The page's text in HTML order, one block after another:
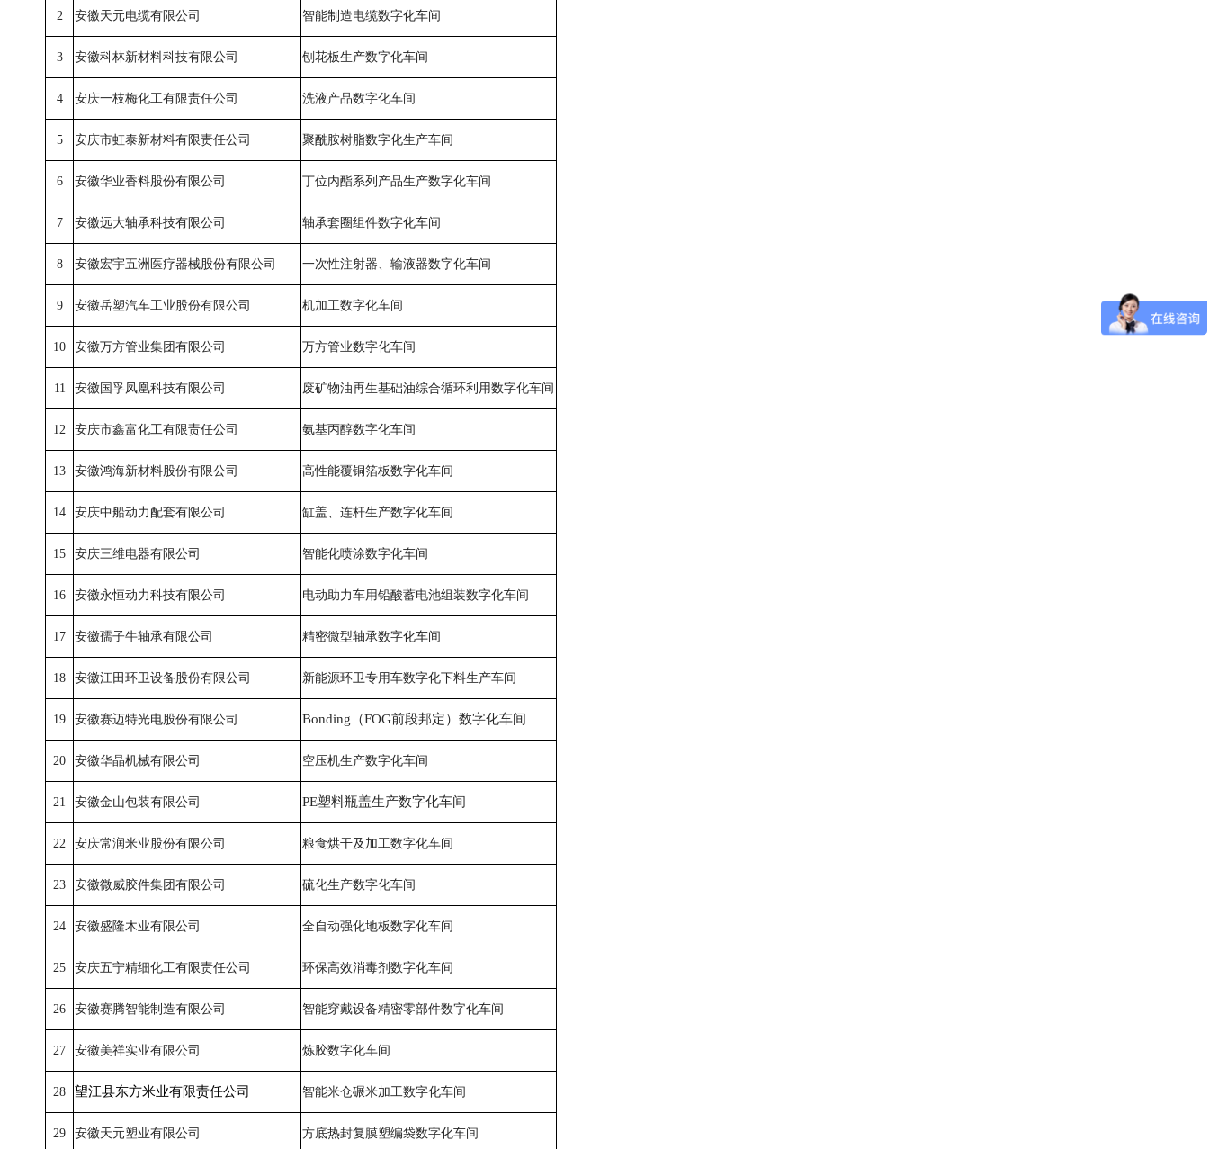
2 安徽天元电缆有限公司 智能制造电缆数字化车间
3 安徽科林新材料科技有限公司 刨花板生产数字化车间
4 安庆一枝梅化工有限责任公司 洗液产品数字化车间
5 安庆市虹泰新材料有限责任公司 聚酰胺树脂数字化生产车间
6 安徽华业香料股份有限公司 丁位内酯系列产品生产数字化车间
7 安徽远大轴承科技有限公司 轴承套圈组件数字化车间
8 安徽宏宇五洲医疗器械股份有限公司 一次性注射器、输液器数字化车间
9 安徽岳塑汽车工业股份有限公司 机加工数字化车间
10 安徽万方管业集团有限公司 万方管业数字化车间
11 安徽国孚凤凰科技有限公司 废矿物油再生基础油综合循环利用数字化车间
12 安庆市鑫富化工有限责任公司 氨基丙醇数字化车间
13 安徽鸿海新材料股份有限公司 高性能覆铜箔板数字化车间
14 安庆中船动力配套有限公司 缸盖、连杆生产数字化车间
15 安庆三维电器有限公司 智能化喷涂数字化车间
16 安徽永恒动力科技有限公司 电动助力车用铅酸蓄电池组装数字化车间
17 安徽孺子牛轴承有限公司 精密微型轴承数字化车间
18 安徽江田环卫设备股份有限公司 新能源环卫专用车数字化下料生产车间
19 安徽赛迈特光电股份有限公司 Bonding（FOG前段邦定）数字化车间
20 安徽华晶机械有限公司 空压机生产数字化车间
21 安徽金山包装有限公司 PE塑料瓶盖生产数字化车间
22 安庆常润米业股份有限公司 粮食烘干及加工数字化车间
23 安徽微威胶件集团有限公司 硫化生产数字化车间
24 安徽盛隆木业有限公司 全自动强化地板数字化车间
25 安庆五宁精细化工有限责任公司 环保高效消毒剂数字化车间
26 安徽赛腾智能制造有限公司 智能穿戴设备精密零部件数字化车间
27 安徽美祥实业有限公司 炼胶数字化车间
28 望江县东方米业有限责任公司 智能米仓碾米加工数字化车间
29 安徽天元塑业有限公司 方底热封复膜塑编袋数字化车间